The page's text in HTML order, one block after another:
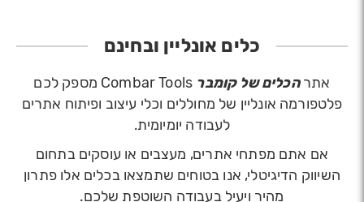
כלים אונליין ובחינם
אתרהכלים של קומבר
Combar Tools מספק לכם
פלטפורמה אונליין של מחוללים וכלי עיצוב ופיתוח אתרים
לעבודה יומיומית.
אם אתם מפתחי אתרים, מעצבים או עוסקים בתחום
השיווק הדיגיטלי, אנו בטוחים שתמצאו בכלים אלו פתרון
מהיר ויעיל בעבודה השוטפת שלכם.